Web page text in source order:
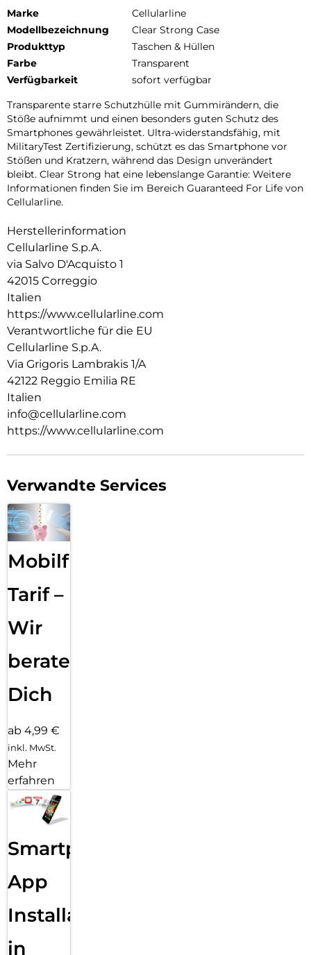
Marke
Cellularline
Modellbezeichnung
Clear Strong Case
Produkttyp
Taschen & Hüllen
Farbe
Transparent
Verfügbarkeit
sofort verfügbar
Transparente starre Schutzhülle mit Gummirändern, die
Stöße aufnimmt und einen besonders guten Schutz des
Smartphones gewährleistet. Ultra-widerstandsfähig, mit
MilitaryTest Zertifizierung, schützt es das Smartphone vor
Stößen und Kratzern, während das Design unverändert
bleibt. Clear Strong hat eine lebenslange Garantie: Weitere
Informationen finden Sie im Bereich Guaranteed For Life von
Cellularline.
Herstellerinformation
Cellularline S.p.A.
via Salvo D'Acquisto 1
42015 Correggio
Italien
https://www.cellularline.com
Verantwortliche für die EU
Cellularline S.p.A.
Via Grigoris Lambrakis 1/A
42122 Reggio Emilia RE
Italien
info@cellularline.com
https://www.cellularline.com
Verwandte Services
Mobilfunk
Tarif –
Wir
beraten
Dich
ab 4,99 €
inkl. MwSt.
Mehr
erfahren
Smartphone
App
Installation
in